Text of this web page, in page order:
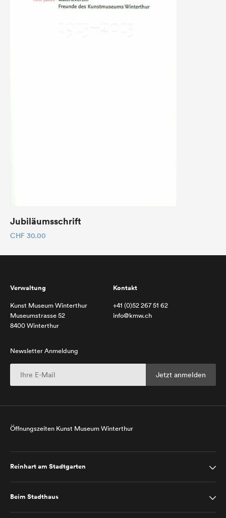
Jubiläumsschrift
CHF 30.00
Verwaltung
Kunst Museum Winterthur
Museumstrasse 52
8400 Winterthur
Kontakt
+41 (0)52 267 51 62
info@kmw.ch
Newsletter Anmeldung
Öffnungszeiten Kunst Museum Winterthur
Reinhart am Stadtgarten
Beim Stadthaus